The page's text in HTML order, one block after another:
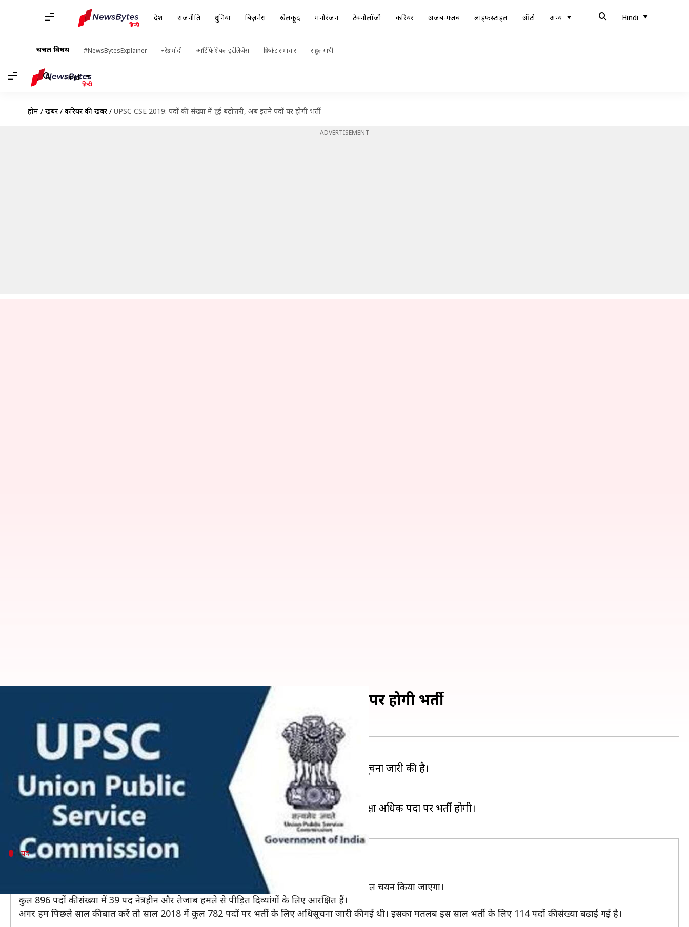
देश राजनीति दुनिया बिज़नेस खेलकूद मनोरंजन टेक्नोलॉजी करियर अजब-गजब लाइफस्टाइल ऑटो अन्य Hindi
चर्चित विषय #NewsBytesExplainer नरेंद्र मोदी आर्टिफिशियल इंटेलिजेंस क्रिकेट समाचार राहुल गांधी
Hindi
होम / खबरें / करियर की खबरें / UPSC CSE 2019: पदों की संख्या में हुई बढ़ोत्तरी, अब इतने पदों पर होगी भर्ती
ADVERTISEMENT
UPSC CSE 2019: पदों की संख्या में हुई बढ़ोत्तरी, अब इतने पदों पर होगी भर्ती
मोना दीक्षित Feb 20, 2019 07:32 pm
क्या है खबर?
संघ लोक सेवा आयोग (UPSC) ने हाल ही में 2019 में होने वाली सिविल सेवा परीक्षा के लिए अधिसूचना जारी की है।
अधिसूचना जारी होने के साथ ही इसके लिए आवेदन प्रक्रिया भी शुरू हो गई है।
इच्छुक और योग्य उम्मीदवार आधिकारिक वेबसाइट पर जाकर आवेदन कर सकते हैं।
इस बार यानी कि साल 2019 में पदों की संख्या बढ़ाई गई है। मतलब इस साल पिछले साल की अपेक्षा अधिक पदों पर भर्ती होगी।
पद
आपकी जानकारी के लिए बता दें कि इस साल UPSC परीक्षा के माध्यम से कुल 896 उम्मीदवारों का फाइनल चयन किया जाएगा।
कुल 896 पदों की संख्या में 39 पद नेत्रहीन और तेजाब हमले से पीड़ित दिव्यांगों के लिए आरक्षित हैं।
अगर हम पिछले साल की बात करें तो साल 2018 में कुल 782 पदों पर भर्ती के लिए अधिसूचना जारी की गई थी। इसका मतलब इस साल भर्ती के लिए 114 पदों की संख्या बढ़ाई गई है।